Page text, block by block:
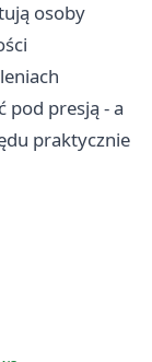
osoby
pod presją - a
praktycznie